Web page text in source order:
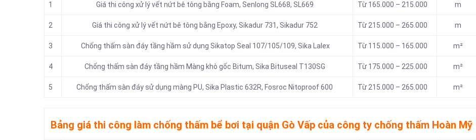
1 Giá thi công xử lý vết nứt bê tông bằng Foam, Senlong SL668, SL669 Từ 165.000 – 215.000 m
2 Giá thi công xử lý vết nứt bê tông bằng Epoxy, Sikadur 731, Sikadur 752 Từ 215.000 – 265.000 m
3 Chống thấm sàn đáy tầng hầm sử dụng Sikatop Seal 107/105/109, Sika Lalex Từ 115.000 – 165.000 m²
4 Chống thấm sàn đáy tầng hầm Màng khò gốc Bitum, Sika Bituseal T130SG Từ 175.000 – 225.000 m²
5 Chống thấm sàn đáy sử dụng màng PU, Sika Plastic 632R, Fosroc Nitoproof 600 Từ 215.000 – 265.000 m²
Bảng giá thi công làm chống thấm bể bơi tại quận Gò Vấp của công ty chống thấm Hoàn Mỹ